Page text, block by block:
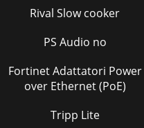
Rival Slow cooker
PS Audio no
Fortinet Adattatori Power
over Ethernet (PoE)
Tripp Lite